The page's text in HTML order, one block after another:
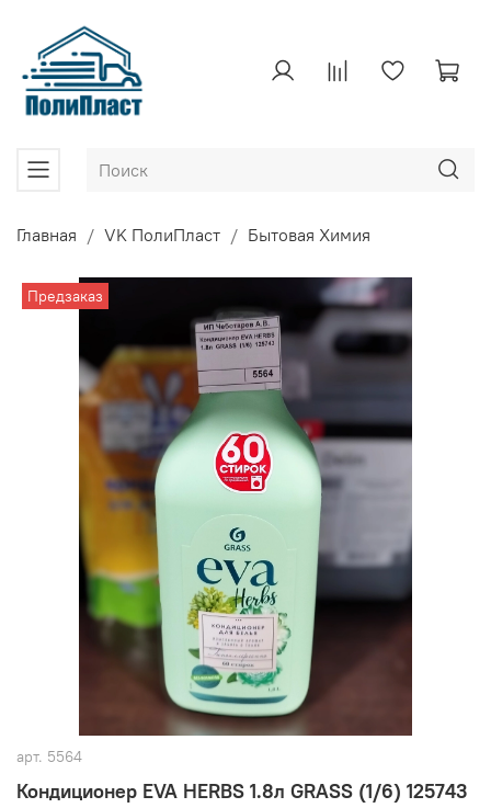
Главная VK ПолиПласт Бытовая Химия
Предзаказ
арт. 5564
Кондиционер EVA HERBS 1.8л GRASS (1/6) 125743